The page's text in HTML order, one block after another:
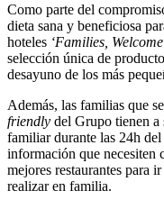
Como parte del
dieta sana y beneficiosa
hoteles ‘Families,
selección única de
desayuno de los más
Además, las familias que
friendly del Grupo tienen a
familiar durante las 24h
información que necesiten
mejores restaurantes para
realizar en familia.